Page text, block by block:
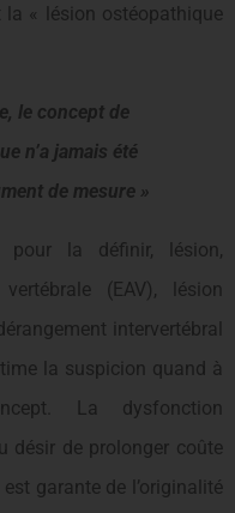
« lésion ostéopathique
le concept de
n’a jamais été
de mesure »
pour la définir, lésion,
(EAV), lésion
intervertébral
la suspicion quand à
La dysfonction
désir de prolonger coûte
garante de l’originalité